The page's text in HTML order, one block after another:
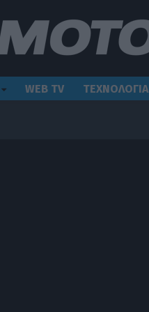
WEB TV ΤΕΧΝΟΛΟΓΙΑ